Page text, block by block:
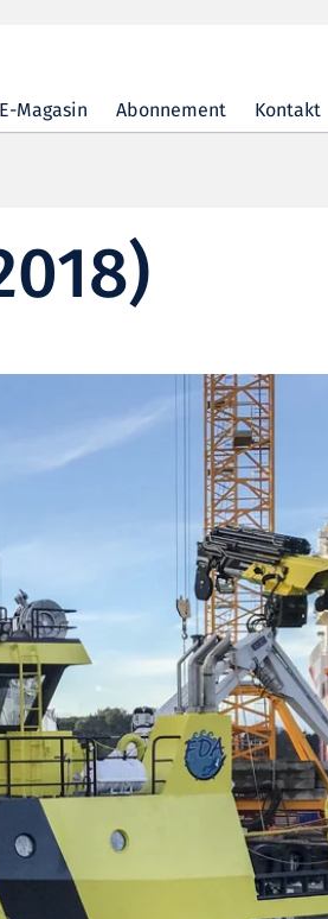
E-Magasin Abonnement Kontakt